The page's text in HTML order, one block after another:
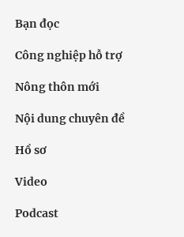
Bạn đọc
Công nghiệp hỗ trợ
Nông thôn mới
Nội dung chuyên đề
Hồ sơ
Video
Podcast